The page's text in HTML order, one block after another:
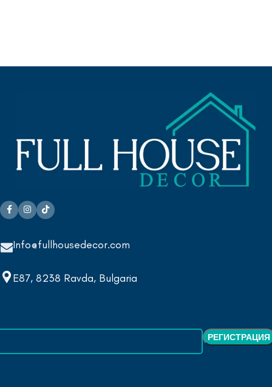
Info@fullhousedecor.com
E87, 8238 Ravda, Bulgaria